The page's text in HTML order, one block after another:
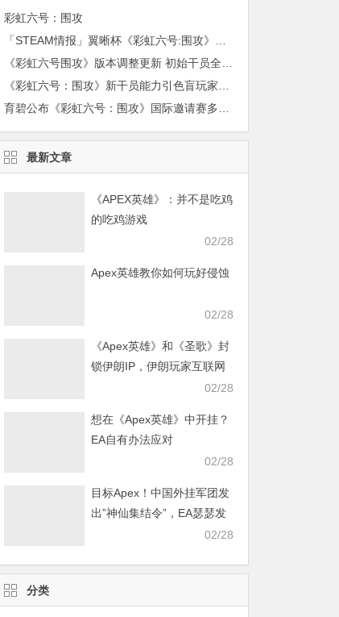
彩虹六号：围攻
最新文章
《APEX英雄》：并不是吃鸡
的吃鸡游戏
02/28
Apex英雄教你如何玩好侵蚀
02/28
《Apex英雄》和《圣歌》封
锁伊朗IP，伊朗玩家互联网
02/28
想在《Apex英雄》中开挂？
EA自有办法应对
02/28
目标Apex！中国外挂军团发
出”神仙集结令”，EA瑟瑟发
02/28
分类